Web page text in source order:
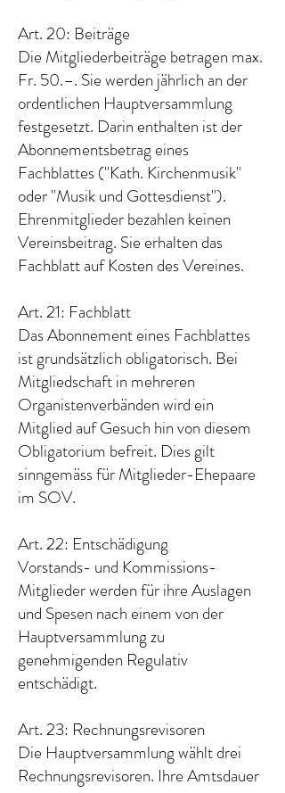
Art. 20: Beiträge
Die Mitgliederbeiträge betragen max.
Fr. 50.–. Sie werden jährlich an der
ordentlichen Hauptversammlung
festgesetzt. Darin enthalten ist der
Abonnementsbetrag eines
Fachblattes ("Kath. Kirchenmusik"
oder "Musik und Gottesdienst").
Ehrenmitglieder bezahlen keinen
Vereinsbeitrag. Sie erhalten das
Fachblatt auf Kosten des Vereines.
Art. 21: Fachblatt
Das Abonnement eines Fachblattes
ist grundsätzlich obligatorisch. Bei
Mitgliedschaft in mehreren
Organistenverbänden wird ein
Mitglied auf Gesuch hin von diesem
Obligatorium befreit. Dies gilt
sinngemäss für Mitglieder-Ehepaare
im SOV.
Art. 22: Entschädigung
Vorstands- und Kommissions-
Mitglieder werden für ihre Auslagen
und Spesen nach einem von der
Hauptversammlung zu
genehmigenden Regulativ
entschädigt.
Art. 23: Rechnungsrevisoren
Die Hauptversammlung wählt drei
Rechnungsrevisoren. Ihre Amtsdauer